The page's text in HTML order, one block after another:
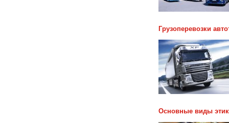
Грузоперевозки
Основные виды